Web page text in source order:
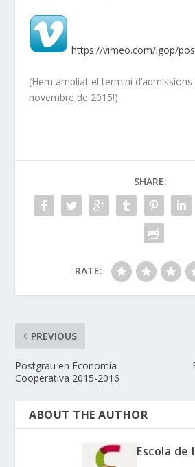
https://vimeo.com/igop/
(Hem ampliat el termini
novembre de 2015!)
SHARE:
RATE:
PREVIOUS
Postgrau en Economia
Cooperativa 2015-2016
ABOUT THE AUTHOR
Escola de